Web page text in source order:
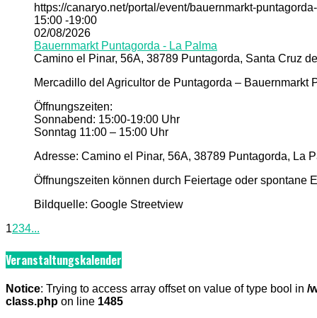
https://canaryo.net/portal/event/bauernmarkt-
15:00 -19:00
02/08/2026
Bauernmarkt Puntagorda - La Palma
Camino el Pinar, 56A, 38789 Puntagorda, Santa Cruz
Mercadillo del Agricultor de Puntagorda – Bauernmarkt
Öffnungszeiten:
Sonnabend: 15:00-19:00 Uhr
Sonntag 11:00 – 15:00 Uhr
Adresse: Camino el Pinar, 56A, 38789 Puntagorda, La
Öffnungszeiten können durch Feiertage oder spontane
Bildquelle: Google Streetview
1234...
Veranstaltungskalender
Notice: Trying to access array offset on value of type bool in /
class.php on line 1485